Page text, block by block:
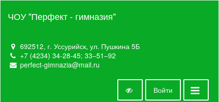
ЧОУ "Перфект - гимназия"
692512, г. Уссурийск, ул. Пушкина 5Б
+7 (4234) 34-28-45; 33‒51‒92
perfect-gimnazia@mail.ru
Войти